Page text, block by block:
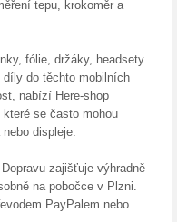
Sleva
Sleva 20
svém